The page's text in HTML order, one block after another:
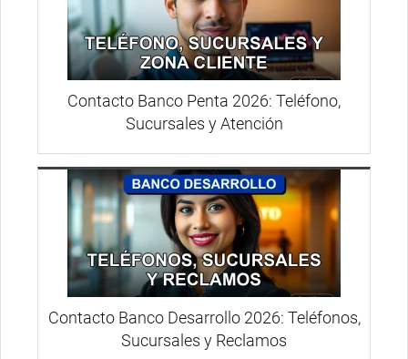
Contacto Banco Penta 2026: Teléfono,
Sucursales y Atención
Contacto Banco Desarrollo 2026: Teléfonos,
Sucursales y Reclamos